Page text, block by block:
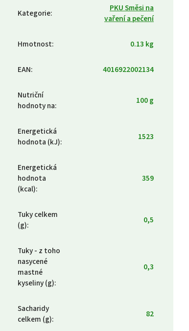
Kategorie:
PKU Směsi na
vaření a pečení
Hmotnost: 0.13 kg
EAN: 4016922002134
Nutriční
hodnoty na: 100 g
Energetická
hodnota (kJ): 1523
Energetická
hodnota
(kcal):
359
Tuky celkem
(g): 0,5
Tuky - z toho
nasycené
mastné
kyseliny (g):
0,3
Sacharidy
celkem (g): 82